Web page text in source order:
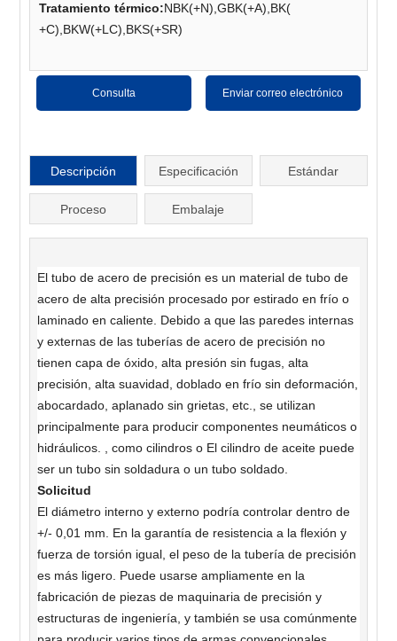
Tratamiento térmico:NBK(+N),GBK(+A),BK(
+C),BKW(+LC),BKS(+SR)
Consulta Enviar correo electrónico
Descripción Especificación Estándar
Proceso Embalaje
El tubo de acero de precisión es un material de tubo de
acero de alta precisión procesado por estirado en frío o
laminado en caliente. Debido a que las paredes internas
y externas de las tuberías de acero de precisión no
tienen capa de óxido, alta presión sin fugas, alta
precisión, alta suavidad, doblado en frío sin deformación,
abocardado, aplanado sin grietas, etc., se utilizan
principalmente para producir componentes neumáticos o
hidráulicos. , como cilindros o El cilindro de aceite puede
ser un tubo sin soldadura o un tubo soldado.
Solicitud
El diámetro interno y externo podría controlar dentro de
+/- 0,01 mm. En la garantía de resistencia a la flexión y
fuerza de torsión igual, el peso de la tubería de precisión
es más ligero. Puede usarse ampliamente en la
fabricación de piezas de maquinaria de precisión y
estructuras de ingeniería, y también se usa comúnmente